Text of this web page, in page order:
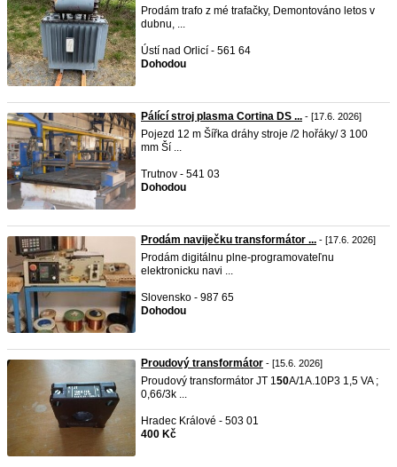
Prodám trafo z mé trafačky, Demontováno letos v
dubnu, ...
Ústí nad Orlicí - 561 64
Dohodou
Pálící stroj plasma Cortina DS ... - [17.6. 2026]
Pojezd 12 m Šířka dráhy stroje /2 hořáky/ 3 100
mm Ší ...
Trutnov - 541 03
Dohodou
Prodám naviječku transformátor ... - [17.6. 2026]
Prodám digitálnu plne-programovateľnu
elektronicku navi ...
Slovensko - 987 65
Dohodou
Proudový transformátor - [15.6. 2026]
Proudový transformátor JT 150A/1A.10P3 1,5 VA ;
0,66/3k ...
Hradec Králové - 503 01
400 Kč